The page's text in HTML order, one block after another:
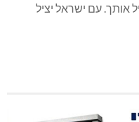
אותך. עם ישראל יציל